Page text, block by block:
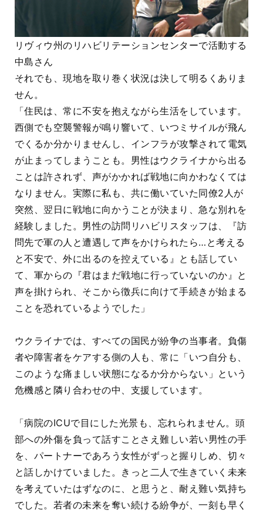
リヴィウ州のリハビリテーションセンターで活動する
中島さん
それでも、現地を取り巻く状況は決して明るくありま
せん。
「住民は、常に不安を抱えながら生活をしています。
西側でも空襲警報が鳴り響いて、いつミサイルが飛ん
でくるか分かりませんし、インフラが攻撃されて電気
が止まってしまうことも。男性はウクライナから出る
ことは許されず、声がかかれば戦地に向かわなくては
なりません。実際に私も、共に働いていた同僚2人が
突然、翌日に戦地に向かうことが決まり、急な別れを
経験しました。男性の訪問リハビリスタッフは、『訪
問先で軍の人と遭遇して声をかけられたら…と考える
と不安で、外に出るのを控えている』とも話してい
て、軍からの『君はまだ戦地に行っていないのか』と
声を掛けられ、そこから徴兵に向けて手続きが始まる
ことを恐れているようでした」
ウクライナでは、すべての国民が紛争の当事者。負傷
者や障害者をケアする側の人も、常に 「いつ自分も、
このような痛ましい状態になるか分からない」という
危機感と隣り合わせの中、支援しています。
「病院のICUで目にした光景も、忘れられません。頭
部への外傷を負って話すことさえ難しい若い男性の手
を、パートナーであろう女性がずっと握りしめ、切々
と話しかけていました。きっと二人で生きていく未来
を考えていたはずなのに、と思うと、耐え難い気持ち
でした。若者の未来を奪い続ける紛争が、一刻も早く